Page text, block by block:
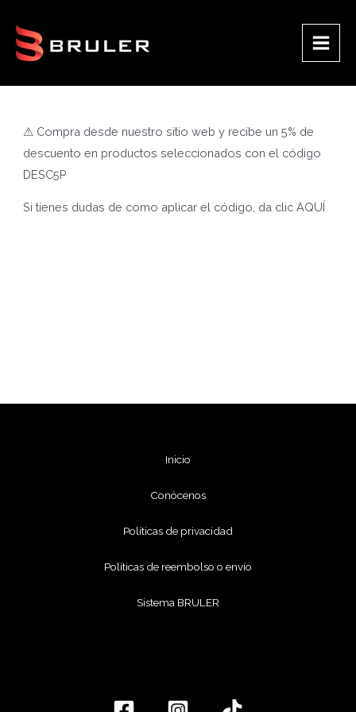
contenido
Main
⚠ Compra desde nuestro sitio web y recibe un 5% de
descuento en productos seleccionados con el código
DESC5P
Si tienes dudas de como aplicar el código, da clicAQUÍ
Inicio
Conócenos
Políticas de privacidad
Políticas de reembolso o envío
Sistema BRULER